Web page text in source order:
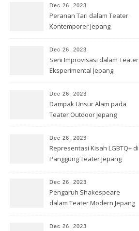
Dec 26, 2023
Peranan Tari dalam Teater
Kontemporer Jepang
Dec 26, 2023
Seni Improvisasi dalam Teater
Eksperimental Jepang
Dec 26, 2023
Dampak Unsur Alam pada
Teater Outdoor Jepang
Dec 26, 2023
Representasi Kisah LGBTQ+ di
Panggung Teater Jepang
Dec 26, 2023
Pengaruh Shakespeare
dalam Teater Modern Jepang
Dec 26, 2023